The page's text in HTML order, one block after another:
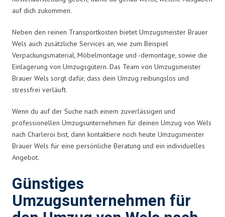
auf dich zukommen.
Neben den reinen Transportkosten bietet Umzugsmeister Brauer
Wels auch zusätzliche Services an, wie zum Beispiel
Verpackungsmaterial, Möbelmontage und -demontage, sowie die
Einlagerung von Umzugsgütern. Das Team von Umzugsmeister
Brauer Wels sorgt dafür, dass dein Umzug reibungslos und
stressfrei verläuft.
Wenn du auf der Suche nach einem zuverlässigen und
professionellen Umzugsunternehmen für deinen Umzug von Wels
nach Charleroi bist, dann kontaktiere noch heute Umzugsmeister
Brauer Wels für eine persönliche Beratung und ein individuelles
Angebot.
Günstiges
Umzugsunternehmen für